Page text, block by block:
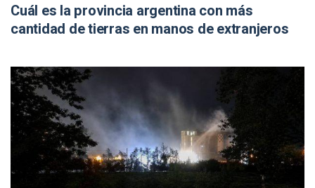
Cuál es la provincia argentina con más
cantidad de tierras en manos de extranjeros